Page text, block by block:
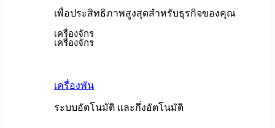
เพื่อประสิทธิภาพสูงสุดสำหรับธุรกิจของคุณ
เครื่องจักร
เครื่องจักร
เครื่องพัน
ระบบอัตโนมัติ และกึ่งอัตโนมัติ